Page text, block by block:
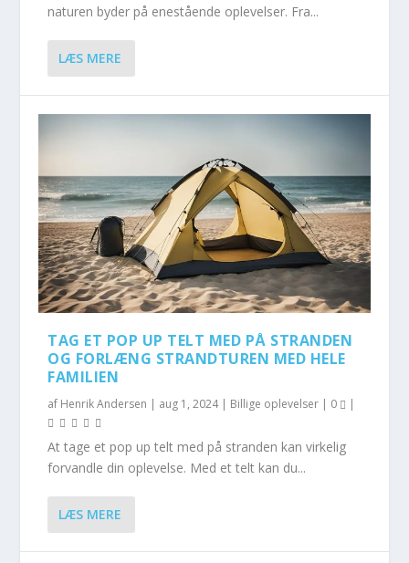
naturen byder på enestående oplevelser. Fra...
LÆS MERE
TAG ET POP UP TELT MED PÅ STRANDEN
OG FORLÆNG STRANDTUREN MED HELE
FAMILIEN
af Henrik Andersen | aug 1, 2024| Billige oplevelser | 0 |
At tage et pop up telt med på stranden kan virkelig
forvandle din oplevelse. Med et telt kan du...
LÆS MERE